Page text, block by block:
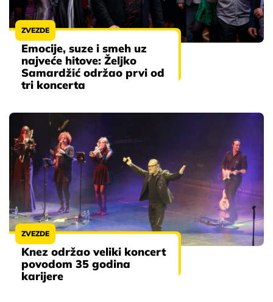
ZVEZDE
Emocije, suze i smeh uz
najveće hitove: Željko
Samardžić održao prvi od
tri koncerta
ZVEZDE
Knez održao veliki koncert
povodom 35 godina
karijere